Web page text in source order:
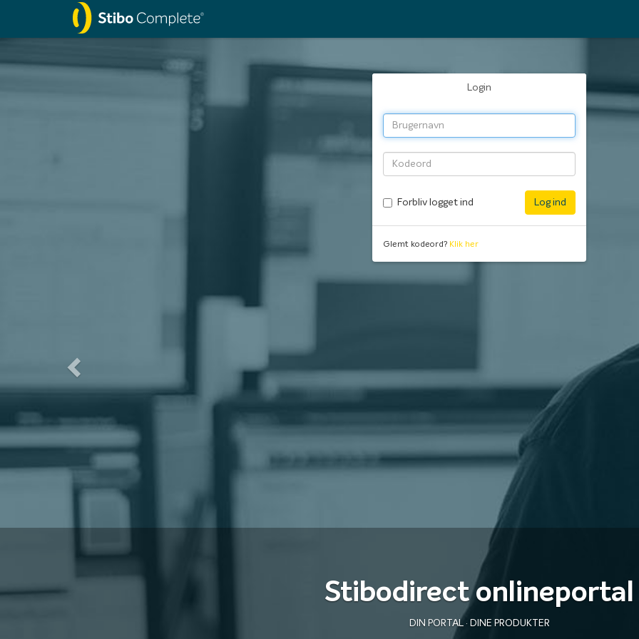
Stibodirect onlineportal
DIN PORTAL · DINE PRODUKTER
Login
Forbliv logget ind Log ind
Glemt kodeord? Klik her